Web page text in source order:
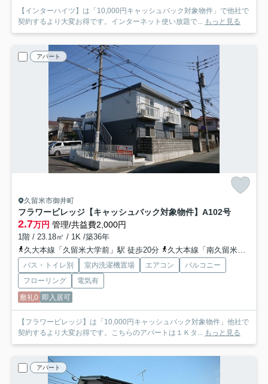
【インターハイツ】は「10,000円キャッシュバック対象物件」で他社で
契約するより大変お得です。インターネット使い放題で... もっと見る
アパート
久留米市御井町
フラワービレッジ【キャッシュバック対象物件】 A102号
2.7万円 管理/共益費2,000円
1階 / 23.18㎡ / 1K /築36年
久大本線「久留米大学前」駅 徒歩20分
久大本線「南久留米」駅 徒歩25分
バス・トイレ別 室内洗濯機置場 エアコン
バルコニー
フローリング
電気有
敷礼0 即入居可
【フラワービレッジ】は「10,000円キャッシュバック対象物件」他社で
契約するより大変お得です。こちらのアパートは１Ｋタ... もっと見る
アパート